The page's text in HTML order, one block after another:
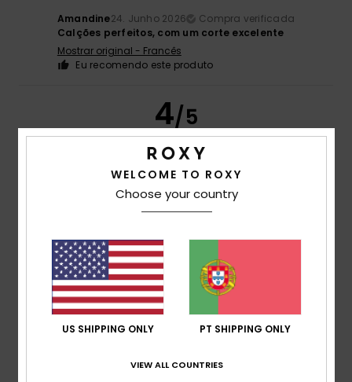
Amandine24. Junho 2026
Compra verificada
Calções perfeitos, com um corte excelente
Mostrar original - Francês
Eu recomendo este produto
4/5
17. Junho 2026
Tamanho perfeitoMaterial: 4
Eu recomendo este produto
4 /5
WELCOME TO ROXY
Choose your country
US SHIPPING ONLY PT SHIPPING ONLY
VIEW ALL COUNTRIES